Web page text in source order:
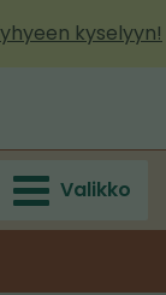
kyselyyn!
Valikko